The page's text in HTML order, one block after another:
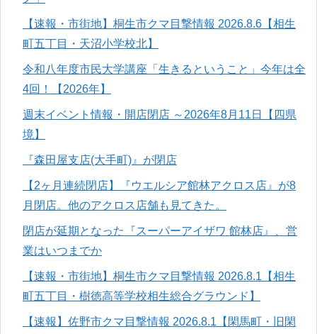
【速報・市街地】桐生市クマ目撃情報 2026.8.6【相生
町五丁目・天沼小学校北】
令和八年度市民大学講座「生きるということ」今年は全
4回！【2026年】
週末イベント情報・開店閉店 ～2026年8月11日【四県
境】
『森田屋支店(大手町)』が閉店
【2ヶ月連続閉店】『ウエルシア館林アクロス店』が8
月閉店。他のアクロス店舗も見てきた。
閉店が延期となった『スーパーアイザワ 館林店』、営
業はいつまでか
【速報・市街地】桐生市クマ目撃情報 2026.8.1【相生
町五丁目・樹徳高等学校相生総合グラウンド】
【速報】佐野市クマ目撃情報 2026.8.1【閑馬町・旧閑